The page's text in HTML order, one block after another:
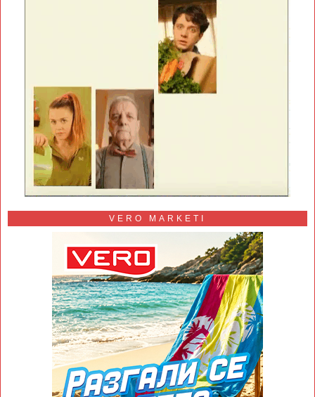
VERO MARKETI